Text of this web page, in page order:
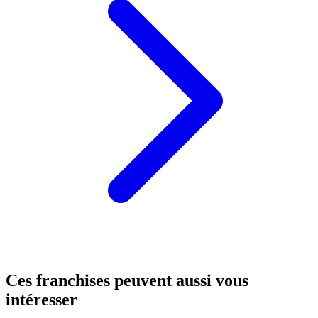
Ces franchises peuvent aussi vous
intéresser